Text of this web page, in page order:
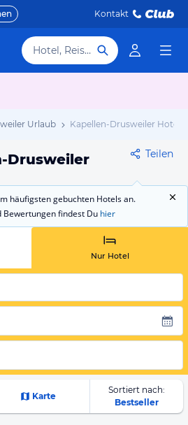
Kontakt
Hotel, Reiseziel
Urlaub Kapellen-Drusweiler Hotels
Drusweiler Teilen
häufigsten gebuchten Hotels an.
Bewertungen findest Du hier
Nur Hotel
Karte
Sortiert nach:
Bestseller